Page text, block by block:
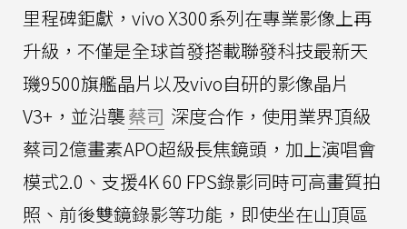
里程碑鉅獻，vivo X300系列在專業影像上再
升級，不僅是全球首發搭載聯發科技最新天
璣9500旗艦晶片以及vivo自研的影像晶片
V3+，並沿襲蔡司 深度合作，使用業界頂級
蔡司2億畫素APO超級長焦鏡頭，加上演唱會
模式2.0、支援4K 60 FPS錄影同時可高畫質拍
照、前後雙鏡錄影等功能，即使坐在山頂區